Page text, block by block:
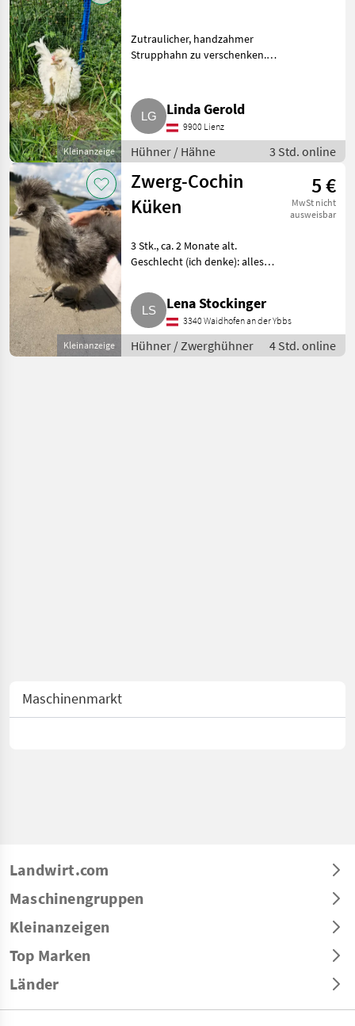
Kleinanzeige
Zutraulicher, handzahmer
Strupphahn zu verschenken.
Hähne Linda Gerold
9900 Lienz
Hühner / Hähne 3 Std. online
Kleinanzeige
Zwerg-Cochin
Küken
5 €
MwSt nicht
ausweisbar
3 Stk., ca. 2 Monate alt.
Geschlecht (ich denke): alles
Zwerghühner
Lena Stockinger
3340 Waidhofen an der Ybbs
Hühner / Zwerghühner 4 Std. online
Maschinenmarkt
Landwirt.com
Maschinengruppen
Kleinanzeigen
Top Marken
Länder